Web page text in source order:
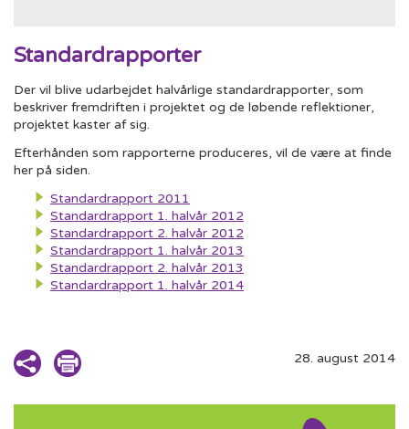
Standardrapporter
Der vil blive udarbejdet halvårlige standardrapporter, som
beskriver fremdriften i projektet og de løbende reflektioner,
projektet kaster af sig.
Efterhånden som rapporterne produceres, vil de være at finde
her på siden.
Standardrapport 2011
Standardrapport 1. halvår 2012
Standardrapport 2. halvår 2012
Standardrapport 1. halvår 2013
Standardrapport 2. halvår 2013
Standardrapport 1. halvår 2014
28. august 2014